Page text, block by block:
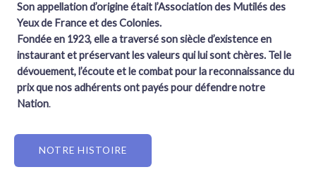
Son appellation d’origine était l’Association des Mutilés des
Yeux de France et des Colonies.
Fondée en 1923, elle a traversé son siècle d’existence en
instaurant et préservant les valeurs qui lui sont chères. Tel le
dévouement, l’écoute et le combat pour la reconnaissance du
prix que nos adhérents ont payés pour défendre notre
Nation.
NOTRE HISTOIRE